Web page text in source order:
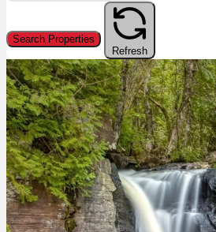
Search Properties
Refresh